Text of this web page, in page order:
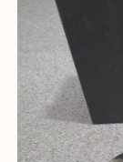
遺品整理・
物を整理す
当店ではそ